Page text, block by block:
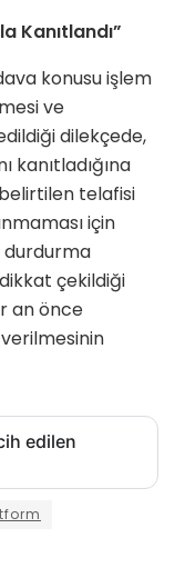
Kanıtlandı”
konusu işlem
ve
dilekçede,
kanıtladığına
telafisi
için
durdurma
çekildiği
an önce
edilen